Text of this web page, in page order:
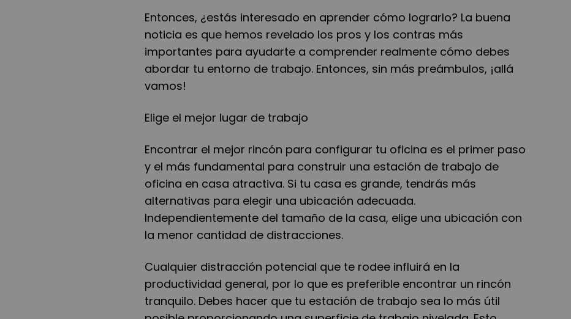
Entonces, ¿estás interesado en aprender cómo lograrlo? La buena
noticia es que hemos revelado los pros y los contras más
importantes para ayudarte a comprender realmente cómo debes
abordar tu entorno de trabajo. Entonces, sin más preámbulos, ¡allá
vamos!
Elige el mejor lugar de trabajo
Encontrar el mejor rincón para configurar tu oficina es el primer paso
y el más fundamental para construir una estación de trabajo de
oficina en casa atractiva. Si tu casa es grande, tendrás más
alternativas para elegir una ubicación adecuada.
Independientemente del tamaño de la casa, elige una ubicación con
la menor cantidad de distracciones.
Cualquier distracción potencial que te rodee influirá en la
productividad general, por lo que es preferible encontrar un rincón
tranquilo. Debes hacer que tu estación de trabajo sea lo más útil